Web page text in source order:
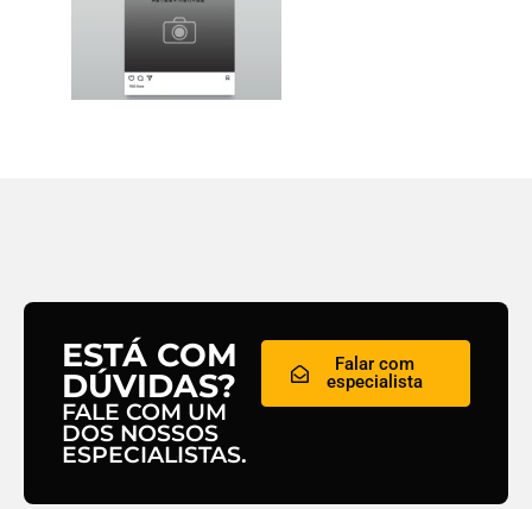
ESTÁ COM
DÚVIDAS?
FALE COM UM
DOS NOSSOS
ESPECIALISTAS.
Falar com
especialista